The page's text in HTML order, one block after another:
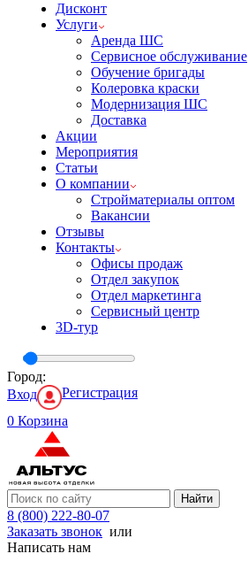
Дисконт
Услуги
Аренда ШС
Сервисное обслуживание
Обучение бригады
Колеровка краски
Модернизация ШС
Доставка
Акции
Мероприятия
Статьи
О компании
Стройматериалы оптом
Вакансии
Отзывы
Контакты
Офисы продаж
Отдел закупок
Отдел маркетинга
Сервисный центр
3D-тур
Город:
Вход
Регистрация
0 Корзина
Найти
8 (800) 222-80-07
Заказать звонок или
Написать нам